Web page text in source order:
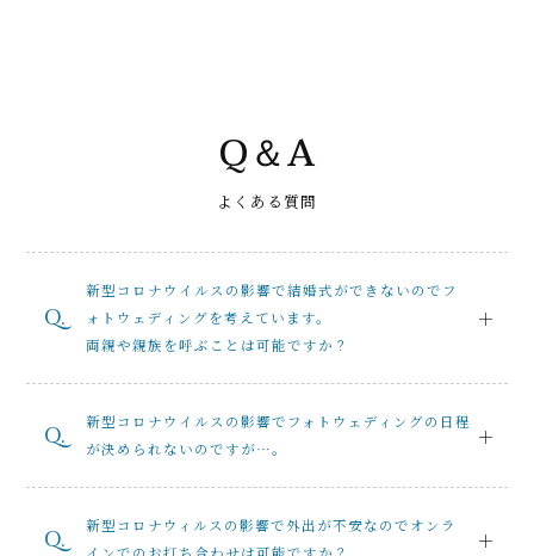
Q＆A
よくある質問
新型コロナウイルスの影響で結婚式ができないのでフ
ォトウェディングを考えています。
両親や親族を呼ぶことは可能ですか？
新型コロナウイルスの影響でフォトウェディングの日程
が決められないのですが…。
新型コロナウィルスの影響で外出が不安なのでオンラ